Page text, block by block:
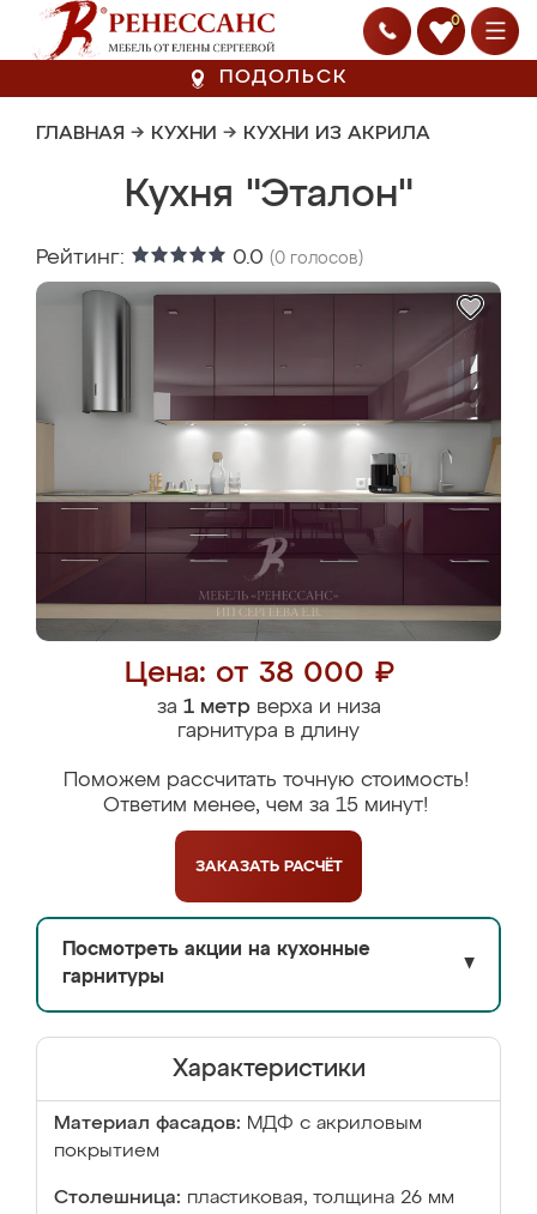
0
ПОДОЛЬСК
ГЛАВНАЯ → КУХНИ → КУХНИ ИЗ АКРИЛА
Кухня "Эталон"
Рейтинг: 0.0 (0 голосов)
Цена: от 38 000 ₽
за 1 метрверха и низа
гарнитура в длину
Поможем рассчитать точную стоимость!
Ответим менее, чем за 15 минут!
ЗАКАЗАТЬ РАСЧЁТ
Посмотреть акции на кухонные
гарнитуры
▼
Характеристики
Материал фасадов: МДФ с акриловым
покрытием
Столешница: пластиковая, толщина 26 мм